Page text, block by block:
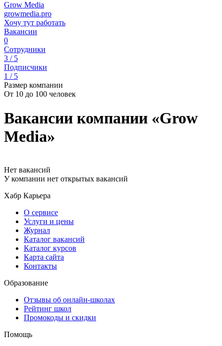
Grow Media
growmedia.pro
Хочу тут работать
Вакансии
0
Сотрудники
3 / 5
Подписчики
1 / 5
Размер компании
От 10 до 100 человек
Вакансии компании «Grow
Media»
Нет вакансий
У компании нет открытых вакансий
Хабр Карьера
О сервисе
Услуги и цены
Журнал
Каталог вакансий
Каталог курсов
Карта сайта
Контакты
Образование
Отзывы об онлайн-школах
Рейтинг школ
Промокоды и скидки
Помощь